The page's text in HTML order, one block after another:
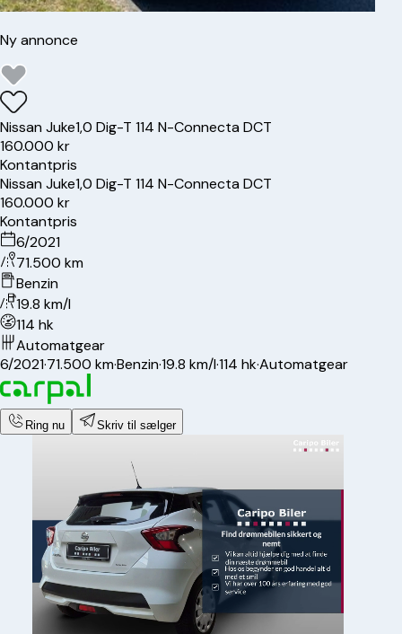
Ny annonce
NissanJuke1,0 Dig-T 114 N-Connecta DCT
160.000 kr
Kontantpris
NissanJuke1,0 Dig-T 114 N-Connecta DCT
160.000 kr
Kontantpris
6/2021
71.500 km
Benzin
19.8 km/l
114 hk
Automatgear
6/2021·71.500 km·Benzin·19.8 km/l·114 hk·Automatgear
Ring nu Skriv til sælger